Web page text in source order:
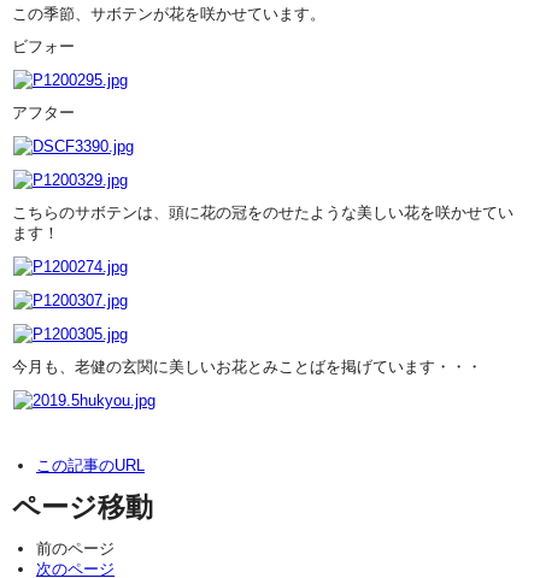
この季節、サボテンが花を咲かせています。
ビフォー
アフター
こちらのサボテンは、頭に花の冠をのせたような美しい花を咲かせてい
ます！
今月も、老健の玄関に美しいお花とみことばを掲げています・・・
この記事のURL
ページ移動
前のページ
次のページ